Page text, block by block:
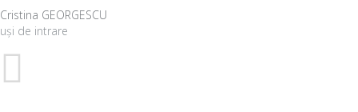
Cristina GEORGESCU
uși de intrare